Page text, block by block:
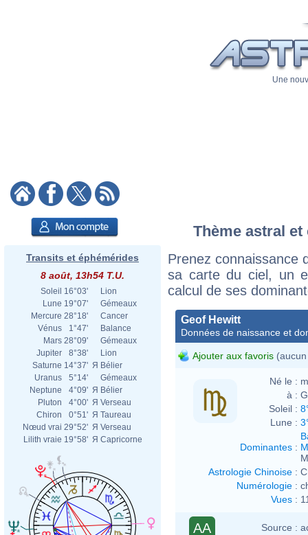
Une
Transits et éphémérides
8 août, 13h54 T.U.
Soleil 16°03'
Lion
Lune 19°07'
Gémeaux
Mercure 28°18'
Cancer
Vénus
1°47'
Balance
Mars 28°09'
Gémeaux
Jupiter
8°38'
Lion
Saturne 14°37' Я Bélier
Uranus
5°14'
Gémeaux
Neptune
4°09' Я Bélier
Pluton
4°00' Я Verseau
Chiron
0°51' Я Taureau
Nœud vrai 29°52' Я Verseau
Lilith vraie 19°58' Я Capricorne
Thème astral
Prenez connaissance
sa carte du ciel, un
calcul de ses
Geof Hewitt
Données de naissance et
Ajouter aux favoris
Né le :
à :
Soleil :
Lune :
Dominantes :
Astrologie Chinoise :
Numérologie :
Vues :
AA Source :